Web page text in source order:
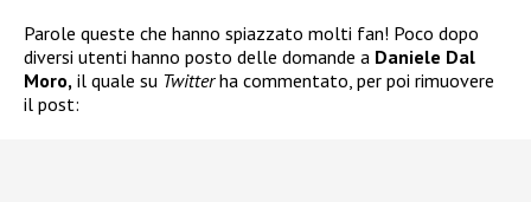
Parole queste che hanno spiazzato molti fan! Poco dopo
diversi utenti hanno posto delle domande a Daniele Dal
Moro, il quale su Twitterha commentato, per poi rimuovere
il post: